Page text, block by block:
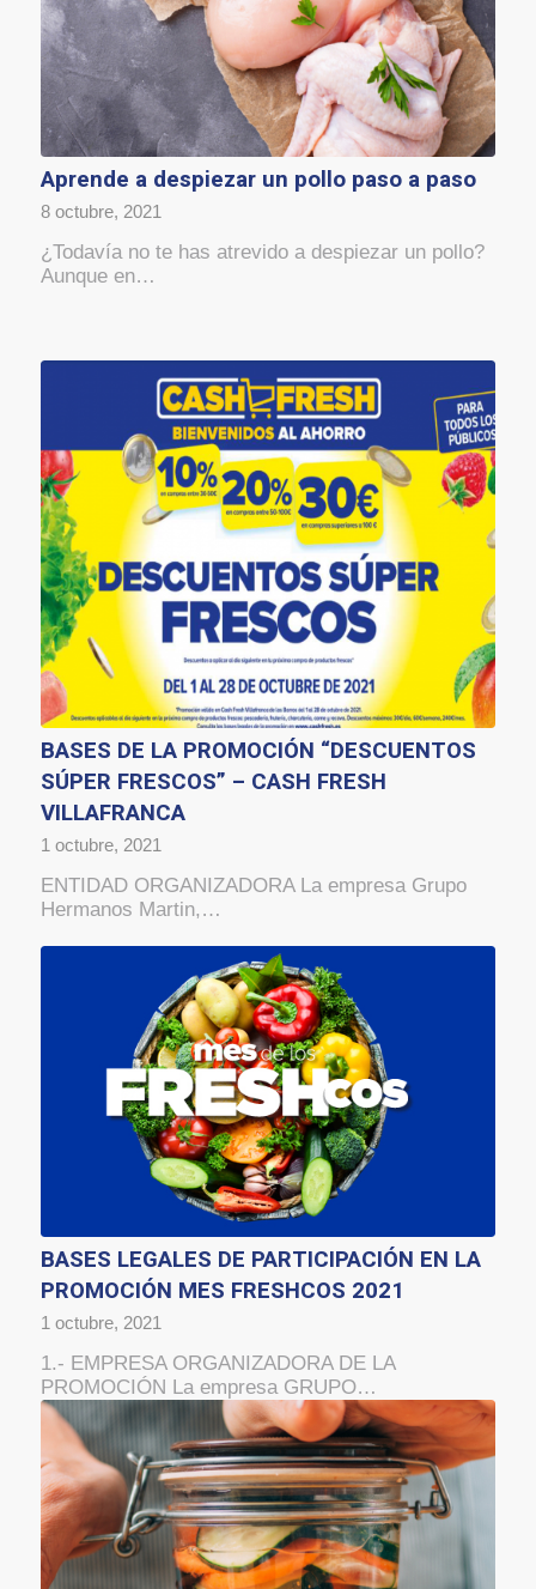
Aprende a despiezar un pollo paso a paso
8 octubre, 2021
¿Todavía no te has atrevido a despiezar un pollo?
Aunque en…
BASES DE LA PROMOCIÓN “DESCUENTOS
SÚPER FRESCOS” – CASH FRESH
VILLAFRANCA
1 octubre, 2021
ENTIDAD ORGANIZADORA La empresa Grupo
Hermanos Martin,…
BASES LEGALES DE PARTICIPACIÓN EN LA
PROMOCIÓN MES FRESHCOS 2021
1 octubre, 2021
1.- EMPRESA ORGANIZADORA DE LA
PROMOCIÓN La empresa GRUPO…